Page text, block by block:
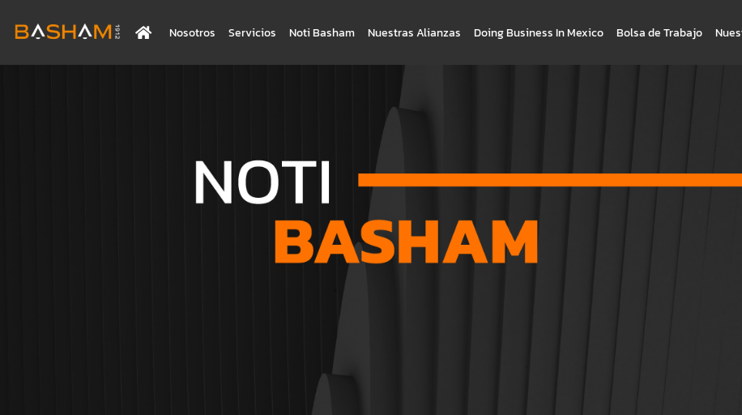
Nosotros Servicios Noti Basham Nuestras Alianzas Doing Business In Mexico Bolsa de Trabajo